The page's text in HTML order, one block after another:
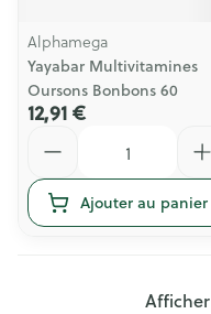
Alphamega
Yayabar Multivitamines
Oursons Bonbons 60
12,91 €
Ajouter au panier
Afficher